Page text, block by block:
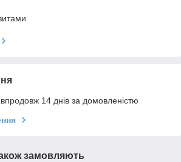
14 днів за домовленістю
замовляють